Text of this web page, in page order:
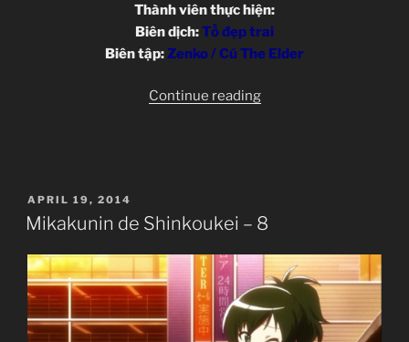
Thành viên thực hiện:
Biên dịch:Tồ đẹp trai
Biên tập:Zenko / Cú The Elder
Continue reading“Gochuumon
Ep
POSTED
ON
APRIL 19, 2014
Mikakunin de Shinkoukei – 8